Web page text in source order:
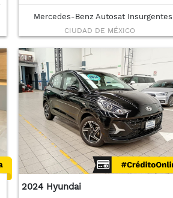
Mercedes-Benz Autosat Insurgentes
CIUDAD DE MÉXICO
2024 Hyundai